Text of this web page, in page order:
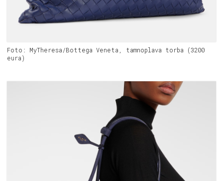
Foto: MyTheresa/Bottega Veneta, tamnoplava torba (3200
eura)